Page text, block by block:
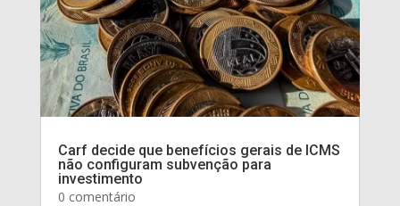
Carf decide que benefícios gerais de ICMS
não configuram subvenção para
investimento
0 comentário